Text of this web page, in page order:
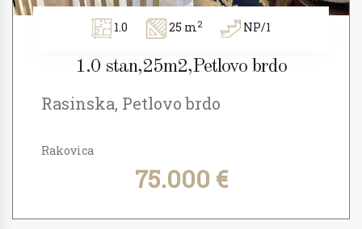
1.0 25 m2 NP/1
1.0 stan,25m2,Petlovo brdo
Rasinska, Petlovo brdo
Rakovica
75.000 €